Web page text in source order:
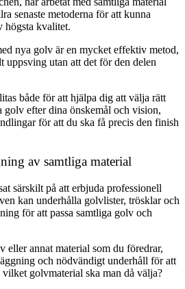
senaste metoderna för att kunna
högsta kvalitet.
nya golv är en mycket effektiv metod,
uppsving utan att det för den delen
både för att hjälpa dig att välja rätt
efter dina önskemål och vision,
för att du ska få precis den finish
av samtliga material
särskilt på att erbjuda professionell
kan underhålla golvlister, trösklar och
för att passa samtliga golv och
eller annat material som du föredrar,
och nödvändigt underhåll för att
golvmaterial ska man då välja?